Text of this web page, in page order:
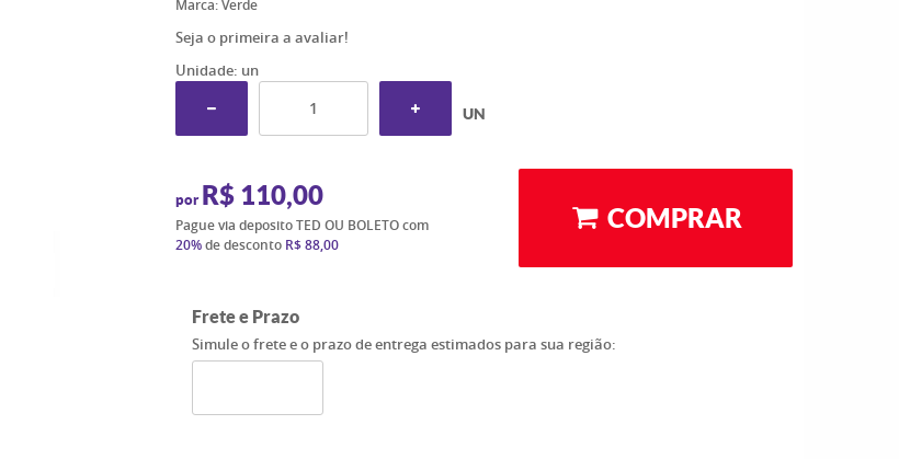
Marca:Verde
Seja o primeira a avaliar!
Unidade: un
UN
por R$ 110,00
Pague via deposito TED OU BOLETO com
20%de desconto R$ 88,00
COMPRAR
Frete e Prazo
Simule o frete e o prazo de entrega estimados para sua região: